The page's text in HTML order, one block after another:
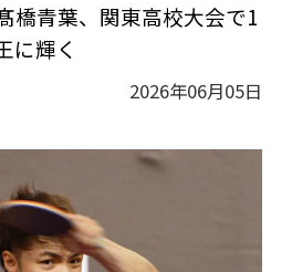
橋青葉、関東高校大会で1
に輝く
2026年06月05日